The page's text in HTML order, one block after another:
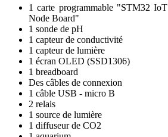
1 carte programmable "STM32 IoT
Node Board"
1 sonde de pH
1 capteur de conductivité
1 capteur de lumière
1 écran OLED (SSD1306)
1 breadboard
Des câbles de connexion
1 câble USB - micro B
2 relais
1 source de lumière
1 diffuseur de CO2